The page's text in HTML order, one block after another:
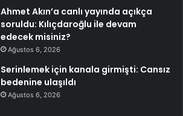
Ahmet Akın’a canlı yayında açıkça
soruldu: Kılıçdaroğlu ile devam
edecek misiniz?
Ağustos 6, 2026
Serinlemek için kanala girmişti: Cansız
bedenine ulaşıldı
Ağustos 6, 2026